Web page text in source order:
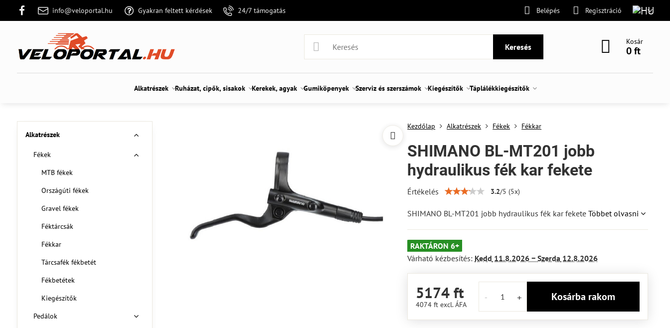
info@veloportal.hu Gyakran feltett kérdések 24/7 támogatás Belépés Regisztráció
Keresés
Kosár
0 ft
Alkatrészek Ruházat, cipők, sisakok Kerekek, agyak Gumiköpenyek Szerviz és szerszámok Kiegészítők Táplálékkiegészítők
Kezdőlap Alkatrészek Fékek Fékkar
SHIMANO BL-MT201 jobb
hydraulikus fék kar fekete
Értékelés 3.2/5 (5x)
SHIMANO BL-MT201 jobb hydraulikus fék kar feketeTöbbet olvasni
RAKTÁRON 6+
Várható kézbesítés: Kedd 11.8.2026 −Szerda 12.8.2026
5174 ft
4074 ftexcl. ÁFA
Kosárba rakom
Alkatrészek
Fékek
MTB fékek
Országúti fékek
Gravel fékek
Féktárcsák
Fékkar
Tárcsafék fékbetét
Fékbetétek
Kiegészítők
Pedálok